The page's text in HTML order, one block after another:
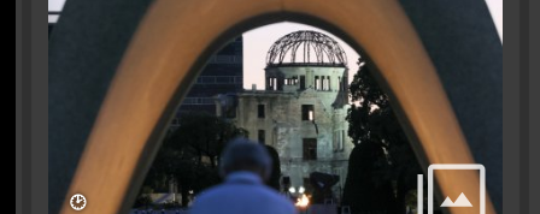
🕑